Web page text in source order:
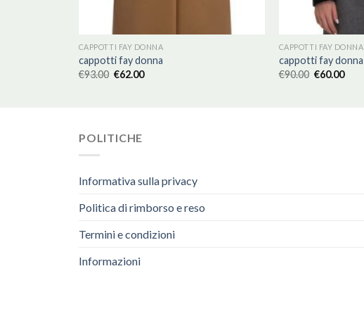
CAPPOTTI FAY DONNA
cappotti fay donna
€93.00 €62.00
CAPPOTTI FAY DONNA
cappotti fay donna
€90.00 €60.00
POLITICHE
Informativa sulla privacy
Politica di rimborso e reso
Termini e condizioni
Informazioni